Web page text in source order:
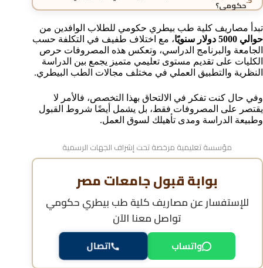
حكومي؟
(مثل الحيوانات الأليفة)
شروط ومعايير القبول في كلية طب بيطري حكومي
للوافدين
المستندات المطلوبة للالتحاق بكلية الطب البيطري
بالجامعات المصرية
هل تكلفة دراسة الطب البيطري في مصر مناسبة للطلاب
الوافدين؟
عدد سنوات دراسة بكالوريوس العلوم الطبية البيطرية
القطاعين العام والخاص
مزايا الحصول على شهادة الطب البيطري من الجامعات
كيفية ومواعيد التقديم في كلية طب بيطري حكومي
الأسئلة الشائعة حول مصاريف كلية طب بيطري حكومي
والشروط المطلوبة
تبدأ مصاريف كلية طب بيطري حكومي للطلاب الوافدين من
حوالي 5000 دولار سنويًا
، مع اختلاف طفيف في التكلفة حسب
الجامعة والبرنامج الدراسي، وتعكس هذه المصروفات حرص
الكليات على تقديم مستوى تعليمي متميز يجمع بين الدراسة
النظرية والتطبيق العملي في مختلف مجالات الطب البيطري.
وفي حال كنت تفكر في الالتحاق بهذا التخصص، فالأمر لا
يقتصر على المصروفات فقط، بل يشمل أيضًا شروط القبول
وطبيعة الدراسة ومدى تأهيلك لسوق العمل.
مؤسسة تعليمية مرخصة تحت إشراف الجهات الرسمية
بوابة قبول جامعات مصر
للإستفسار عنمصاريف كلية طب بيطري حكومي
تواصل معنا الآن
واتساب اتصال